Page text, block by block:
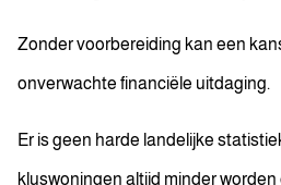
Zonder voorbereiding kan een
onverwachte financiële uitdaging.
Er is geen harde landelijke
kluswoningen altijd minder